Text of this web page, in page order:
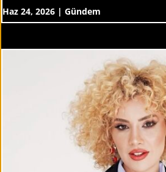
Haz 24, 2026 | Gündem